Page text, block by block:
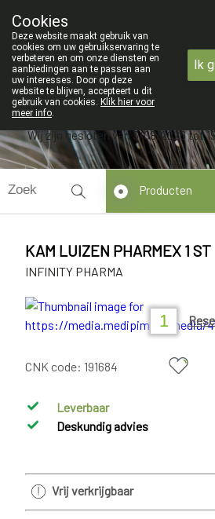
09 228 32 36
Wij zijn gesloten van 3/08/2026 tot
Producten
KAM LUIZEN PHARMEX 1 ST
INFINITY PHARMA
CNK code: 191684
Leverbaar
Deskundig advies
Vrij verkrijgbaar
Cookies
Deze website maakt gebruik van
cookies om uw gebruikservaring te
verbeteren en om onze diensten en
aanbiedingen aan te passen aan
uw interesses. Door op deze
website te blijven, accepteert u dit
gebruik van cookies. Klik hier voor
meer info.
Ik